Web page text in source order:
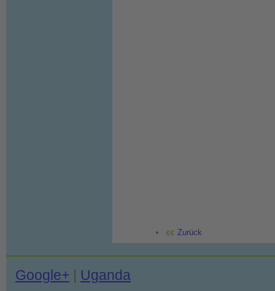
Zurück
Google+ | Uganda